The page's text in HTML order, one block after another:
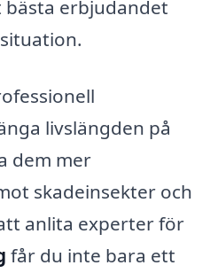
bästa erbjudandet
livslängden på
dem mer
skadeinsekter och
anlita experter för
får du inte bara ett